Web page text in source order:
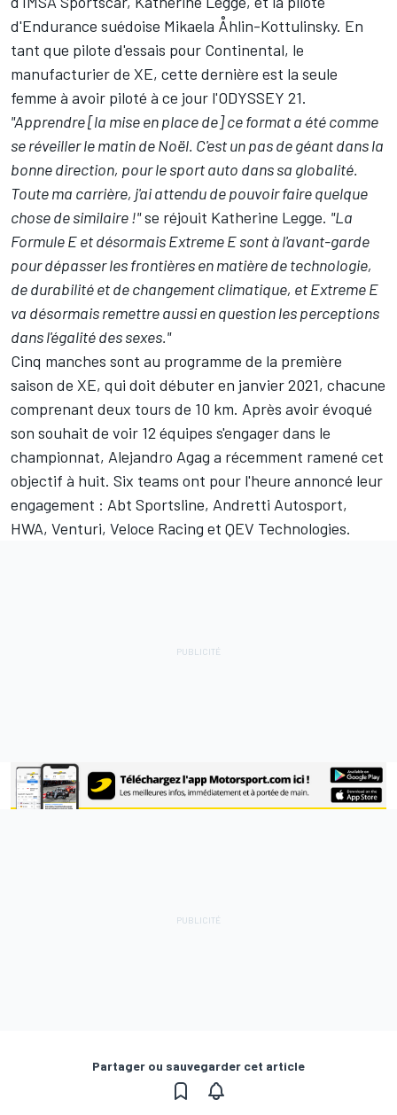
d'Endurance suédoise Mikaela Åhlin-Kottulinsky. En
tant que pilote d'essais pour Continental, le
manufacturier de XE, cette dernière est la seule
femme à avoir piloté à ce jour l'ODYSSEY 21.
"Apprendre [la mise en place de] ce format a été comme
se réveiller le matin de Noël. C'est un pas de géant dans la
bonne direction, pour le sport auto dans sa globalité.
Toute ma carrière, j'ai attendu de pouvoir faire quelque
chose de similaire !"se réjouit Katherine Legge. "La
Formule E et désormais Extreme E sont à l'avant-garde
pour dépasser les frontières en matière de technologie,
de durabilité et de changement climatique, et Extreme E
va désormais remettre aussi en question les perceptions
dans l'égalité des sexes."
Cinq manches sont au programme de la première
saison de XE, qui doit débuter en janvier 2021, chacune
comprenant deux tours de 10 km. Après avoir évoqué
son souhait de voir 12 équipes s'engager dans le
championnat, Alejandro Agag a récemment ramené cet
objectif à huit. Six teams ont pour l'heure annoncé leur
engagement : Abt Sportsline, Andretti Autosport,
HWA, Venturi, Veloce Racing et QEV Technologies.
Partager ou sauvegarder cet article